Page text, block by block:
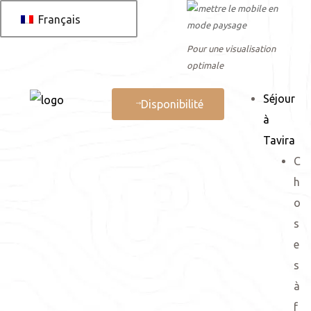
Français
Pour une visualisation
optimale
Disponibilité
Séjour
à
Tavira
C
h
o
s
e
s
à
f